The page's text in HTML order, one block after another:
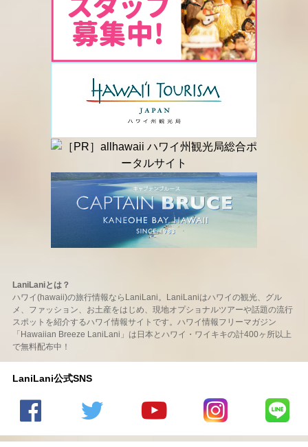
LaniLaniとは？
ハワイ(hawaii)の旅行情報ならLaniLani。LaniLaniはハワイの観光、グル
メ、ファッション、お土産をはじめ、現地オプショナルツアーや話題の流行
スポットを紹介するハワイ情報サイトです。ハワイ情報フリーマガジン
「Hawaiian Breeze LaniLani」は日本とハワイ・ワイキキの計400ヶ所以上
で無料配布中！
LaniLani公式SNS
の
のtwitter
の
LaniLani
LaniLani